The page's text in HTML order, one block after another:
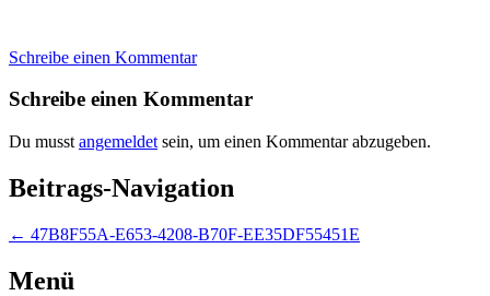
Schreibe einen Kommentar
Schreibe einen Kommentar
Du musst angemeldet sein, um einen Kommentar abzugeben.
Beitrags-Navigation
← 47B8F55A-E653-4208-B70F-EE35DF55451E
Menü